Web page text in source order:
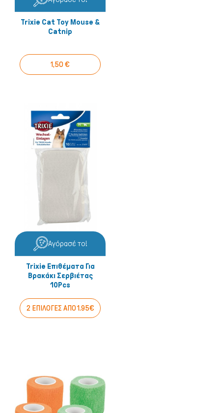
Trixie Cat Toy Mouse &
Catnip
1,50 €
Αγόρασέ το!
Trixie Επιθέματα Για
Βρακάκι Σερβιέτας
10Pcs
2 ΕΠΙΛΟΓΕΣ ΑΠΟ 1.95€